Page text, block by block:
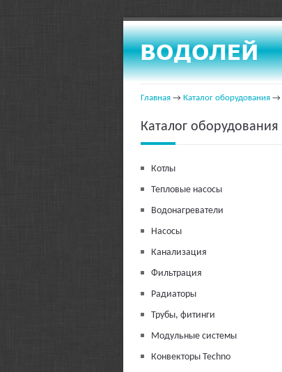
Главная → Каталог оборудования →
Каталог оборудования
Котлы
Тепловые насосы
Водонагреватели
Насосы
Канализация
Фильтрация
Радиаторы
Трубы, фитинги
Модульные системы
Конвекторы Techno